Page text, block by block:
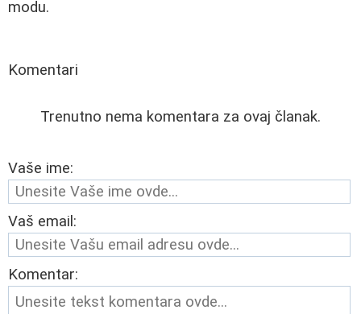
modu.
Komentari
Trenutno nema komentara za ovaj članak.
Vaše ime:
Vaš email:
Komentar: